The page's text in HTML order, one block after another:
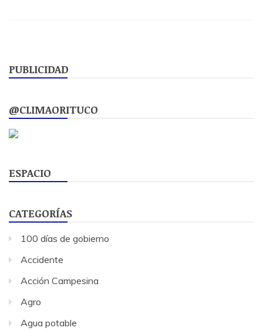
PUBLICIDAD
@CLIMAORITUCO
ESPACIO
CATEGORÍAS
100 días de gobierno
Accidente
Acción Campesina
Agro
Agua potable